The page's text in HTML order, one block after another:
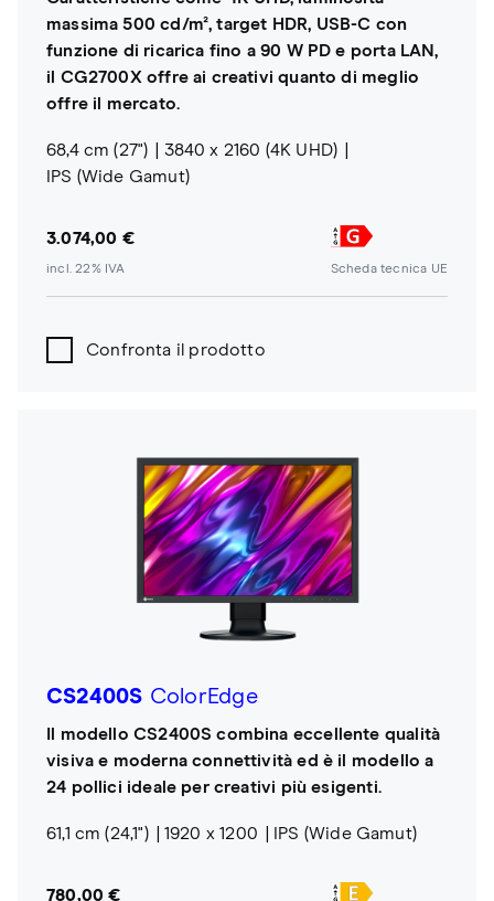
massima 500 cd/m², target HDR, USB-C con
funzione di ricarica fino a 90 W PD e porta LAN,
il CG2700X offre ai creativi quanto di meglio
offre il mercato.
68,4 cm (27")
3840 x 2160 (4K UHD)
IPS (Wide Gamut)
3.074,00 €
incl. 22% IVA Scheda tecnica UE
Confronta il prodotto
CS2400S ColorEdge
Il modello CS2400S combina eccellente qualità
visiva e moderna connettività ed è il modello a
24 pollici ideale per creativi più esigenti.
61,1 cm (24,1") 1920 x 1200 IPS (Wide Gamut)
780,00 €